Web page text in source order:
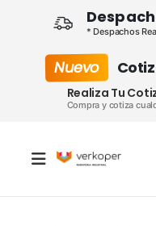
* Despachos
Nuevo
Realiza Tu
Compra y cotiza